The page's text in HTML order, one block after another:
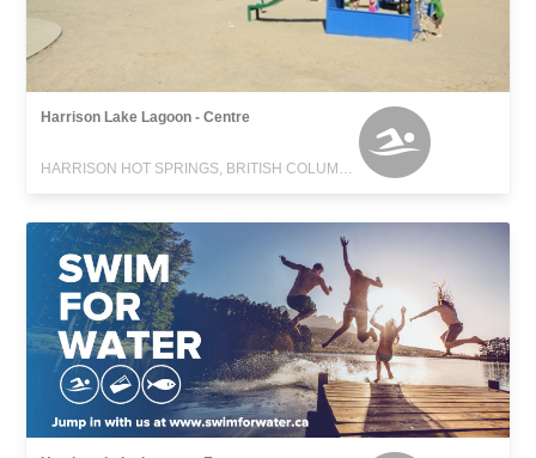
Harrison Lake Lagoon - Centre
HARRISON HOT SPRINGS, BRITISH COLUMBIA